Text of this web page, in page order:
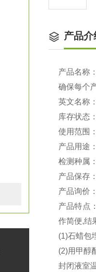
产品介
产品名称：
确保每个
英文名称：
库存状态
使用范围
产品用途
检测种属
产品保存：
产品询价
产品特点：
作简便,结
(1)石蜡包
(2)用甲醇
封闭液室